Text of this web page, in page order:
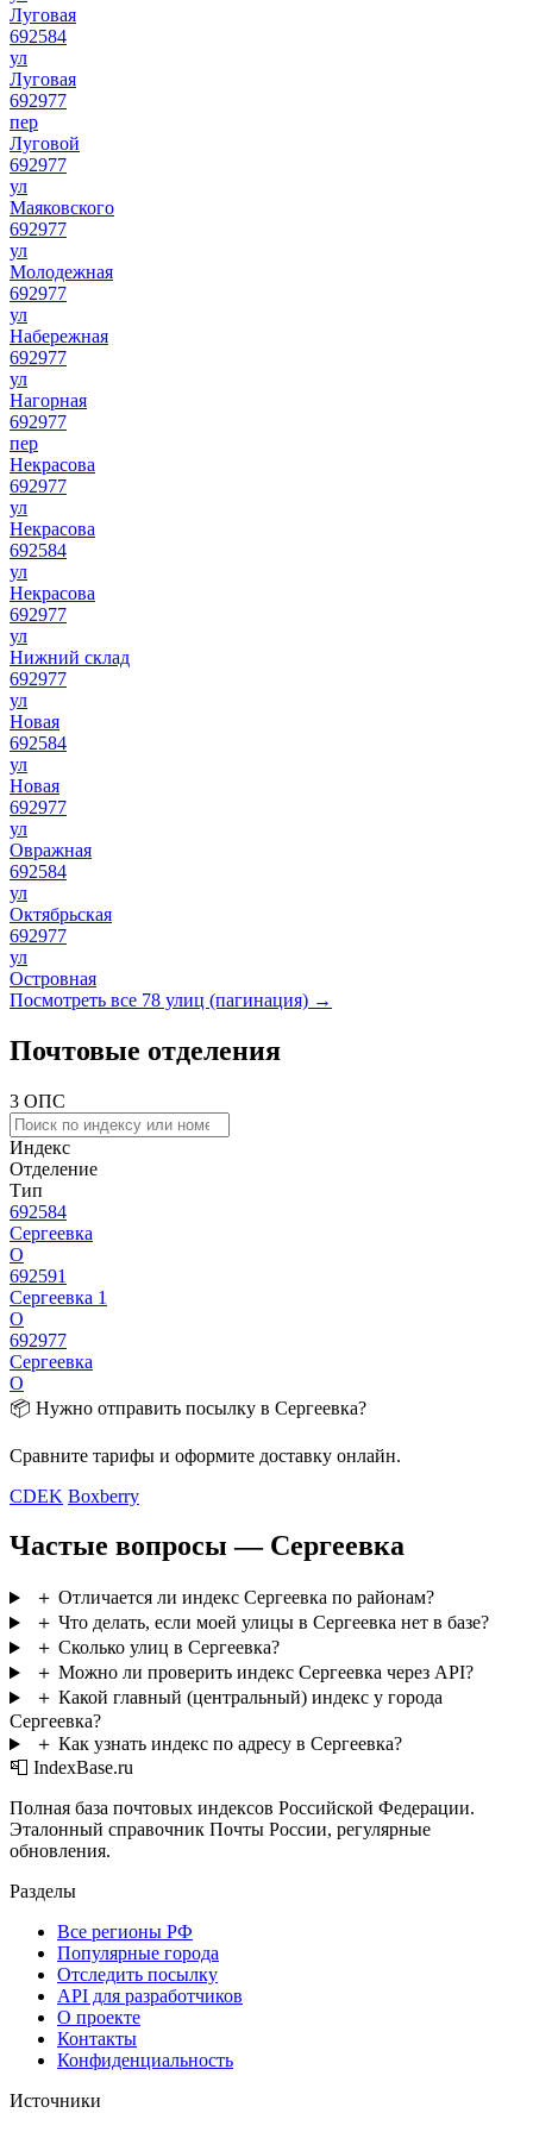
Луговая
692584
ул
Луговая
692977
пер
Луговой
692977
ул
Маяковского
692977
ул
Молодежная
692977
ул
Набережная
692977
ул
Нагорная
692977
пер
Некрасова
692977
ул
Некрасова
692584
ул
Некрасова
692977
ул
Нижний склад
692977
ул
Новая
692584
ул
Новая
692977
ул
Овражная
692584
ул
Октябрьская
692977
ул
Островная
Посмотреть все 78 улиц (пагинация) →
Почтовые отделения
3 ОПС
Индекс
Отделение
Тип
692584
Сергеевка
О
692591
Сергеевка 1
О
692977
Сергеевка
О
📦 Нужно отправить посылку в Сергеевка?
Сравните тарифы и оформите доставку онлайн.
CDEK Boxberry
Частые вопросы — Сергеевка
＋ Отличается ли индекс Сергеевка по районам?
＋ Что делать, если моей улицы в Сергеевка нет в базе?
＋ Сколько улиц в Сергеевка?
＋ Можно ли проверить индекс Сергеевка через API?
＋ Какой главный (центральный) индекс у города
Сергеевка?
＋ Как узнать индекс по адресу в Сергеевка?
📮 IndexBase.ru
Полная база почтовых индексов Российской Федерации.
Эталонный справочник Почты России, регулярные
обновления.
Разделы
Все регионы РФ
Популярные города
Отследить посылку
API для разработчиков
О проекте
Контакты
Конфиденциальность
Источники